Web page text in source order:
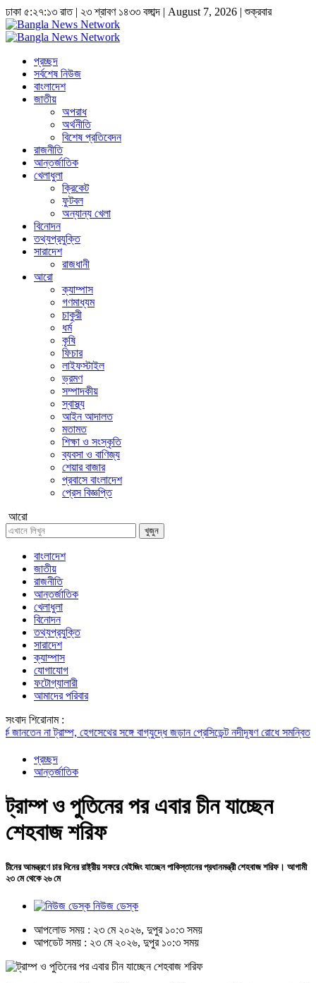
ঢাকা ৫:২৭:১৪ রাত| ২৩ শ্রাবণ ১৪৩৩ বঙ্গাব্দ | August 7, 2026 |শুক্রবার
প্রচ্ছদ
সর্বশেষ নিউজ
বাংলাদেশ
জাতীয়
অপরাধ
অর্থনীতি
বিশেষ প্রতিবেদন
রাজনীতি
আন্তর্জাতিক
খেলাধুলা
ক্রিকেট
ফুটবল
অন্যান্য খেলা
বিনোদন
তথ্যপ্রযুক্তি
সারাদেশ
রাজধানী
আরো
ক্যাম্পাস
গণমাধ্যম
চাকুরী
ধর্ম
কৃষি
ফিচার
লাইফস্টাইল
ভ্রমণ
সম্পাদকীয়
স্বাস্থ্য
আইন আদালত
মতামত
শিক্ষা ও সংস্কৃতি
ব্যবসা ও বাণিজ্য
শেয়ার বাজার
প্রবাসে বাংলাদেশ
প্রেস বিজ্ঞপ্তি
আরো
খুজুন
বাংলাদেশ
জাতীয়
রাজনীতি
আন্তর্জাতিক
খেলাধুলা
বিনোদন
তথ্যপ্রযুক্তি
সারাদেশ
ক্যাম্পাস
যোগাযোগ
ফটোগ্যালারী
আমাদের পরিবার
সংবাদ শিরোনাম :
না ট্রাম্প, হেগসেথের সঙ্গে বাগ্‌যুদ্ধে জড়ান প্রেসিডেন্টনদীদূষণ রোধে সমন্বিত
প্রচ্ছদ
আন্তর্জাতিক
ট্রাম্প ও পুতিনের পর এবার চীন যাচ্ছেন
শেহবাজ শরিফ
চীনের আমন্ত্রণে চার দিনের রাষ্ট্রীয় সফরে বেইজিং যাচ্ছেন পাকিস্তানের প্রধানমন্ত্রী শেহবাজ শরিফ। আগামী
২৩ মে থেকে ২৬ মে
নিউজ ডেস্ক
আপলোড সময় : ২৩ মে ২০২৬, দুপুর ১০:৩ সময়
আপডেট সময় : ২৩ মে ২০২৬, দুপুর ১০:৩ সময়